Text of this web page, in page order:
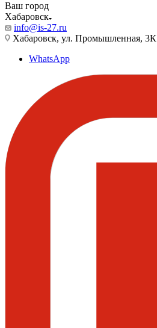
Ваш город
Хабаровск
info@is-27.ru
Хабаровск, ул. Промышленная, 3К
WhatsApp